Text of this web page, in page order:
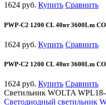
1624 руб. Купить Сравнить
PWP-С2 1200 CL 40вт 3600Lm
1624 руб. Купить Сравнить
PWP-С2 1200 CL 40вт 3600Lm
1624 руб. Купить Сравнить
Светильник WOLTA
Светодиодный светильник